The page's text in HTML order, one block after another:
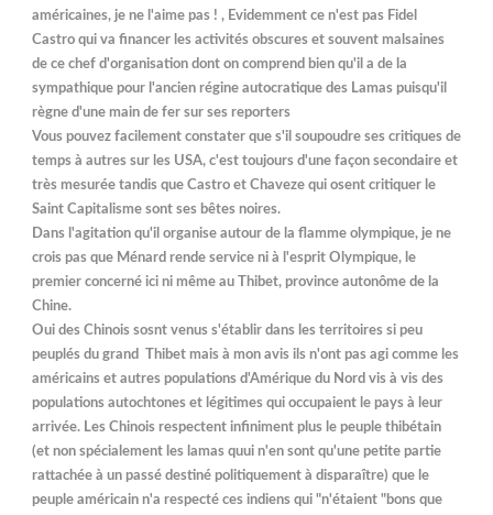
américaines, je ne l'aime pas ! , Evidemment ce n'est pas Fidel
Castro qui va financer les activités obscures et souvent malsaines
de ce chef d'organisation dont on comprend bien qu'il a de la
sympathique pour l'ancien régine autocratique des Lamas puisqu'il
règne d'une main de fer sur ses reporters
Vous pouvez facilement constater que s'il soupoudre ses critiques de
temps à autres sur les USA, c'est toujours d'une façon secondaire et
très mesurée tandis que Castro et Chaveze qui osent critiquer le
Saint Capitalisme sont ses bêtes noires.
Dans l'agitation qu'il organise autour de la flamme olympique, je ne
crois pas que Ménard rende service ni à l'esprit Olympique, le
premier concerné ici ni même au Thibet, province autonôme de la
Chine.
Oui des Chinois sosnt venus s'établir dans les territoires si peu
peuplés du grand Thibet mais à mon avis ils n'ont pas agi comme les
américains et autres populations d'Amérique du Nord vis à vis des
populations autochtones et légitimes qui occupaient le pays à leur
arrivée. Les Chinois respectent infiniment plus le peuple thibétain
(et non spécialement les lamas quui n'en sont qu'une petite partie
rattachée à un passé destiné politiquement à disparaître) que le
peuple américain n'a respecté ces indiens qui "n'étaient "bons que